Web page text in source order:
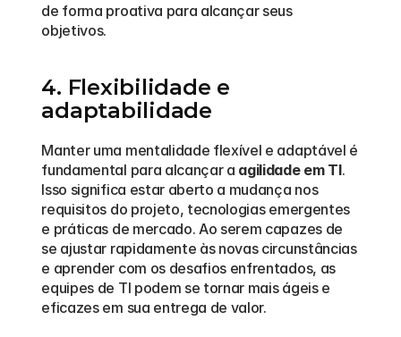
de forma proativa para alcançar seus
objetivos.
4. Flexibilidade e
adaptabilidade
Manter uma mentalidade flexível e adaptável é
fundamental para alcançar a agilidade em TI.
Isso significa estar aberto a mudança nos
requisitos do projeto, tecnologias emergentes
e práticas de mercado. Ao serem capazes de
se ajustar rapidamente às novas circunstâncias
e aprender com os desafios enfrentados, as
equipes de TI podem se tornar mais ágeis e
eficazes em sua entrega de valor.